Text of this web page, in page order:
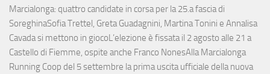
Marcialonga: quattro candidate in corsa per la 25.a fascia di
SoreghinaSofia Trettel, Greta Guadagnini, Martina Tonini e Annalisa
Cavada si mettono in giocoL’elezione è fissata il 2 agosto alle 21 a
Castello di Fiemme, ospite anche Franco NonesAlla Marcialonga
Running Coop del 5 settembre la prima uscita ufficiale della nuova